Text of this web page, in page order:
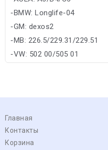
-BMW: Longlife-04
-GM: dexos2
-MB: 226.5/229.31/229.51
-VW: 502 00/505 01
Главная
Контакты
Корзина